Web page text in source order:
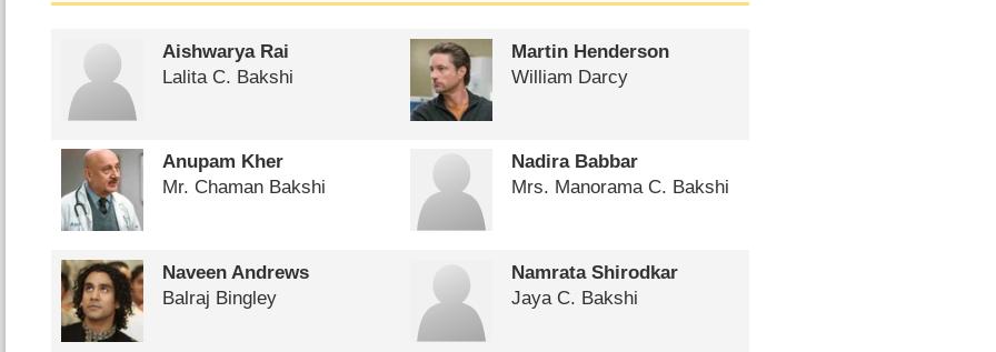
Aishwarya Rai
Lalita C. Bakshi
Martin Henderson
William Darcy
Anupam Kher
Mr. Chaman Bakshi
Nadira Babbar
Mrs. Manorama C. Bakshi
Naveen Andrews
Balraj Bingley
Namrata Shirodkar
Jaya C. Bakshi